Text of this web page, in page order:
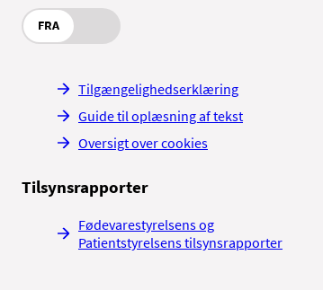
FRA
Tilgængelighedserklæring
Guide til oplæsning af tekst
Oversigt over cookies
Tilsynsrapporter
Fødevarestyrelsens og
Patientstyrelsens tilsynsrapporter